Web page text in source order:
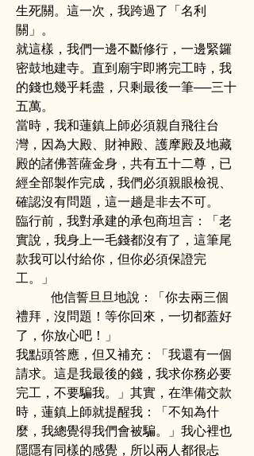
生死關。這一次，我跨過了「名利
關」。
就這樣，我們一邊不斷修行，一邊緊鑼
密鼓地建寺。直到廟宇即將完工時，我
的錢也幾乎耗盡，只剩最後一筆──三十
五萬。
當時，我和蓮鎮上師必須親自飛往台
灣，因為大殿、財神殿、護摩殿及地藏
殿的諸佛菩薩金身，共有五十二尊，已
經全部製作完成，我們必須親眼檢視、
確認沒有問題，這一趟是非去不可。
臨行前，我對承建的承包商坦言：「老
實說，我身上一毛錢都沒有了，這筆尾
款我可以付給你，但你必須保證完
工。」
他信誓旦旦地說：「你去兩三個
禮拜，沒問題！等你回來，一切都蓋好
了，你放心吧！」
我點頭答應，但又補充：「我還有一個
請求。這是我最後的錢，我求你務必要
完工，不要騙我。」其實，在準備交款
時，蓮鎮上師就提醒我：「不知為什
麼，我總覺得我們會被騙。」我心裡也
隱隱有同樣的感覺，所以兩人都很忐